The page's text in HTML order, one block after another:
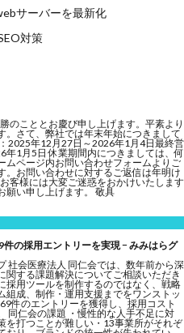
サーバーを最新化
対策
のこととお慶び申し上げます。平素より
。さて、弊社では年末年始につきまして
2025年12月27日～2026年1月4日最終営
1月5日 休業期間内につきましては、何
ムページ内お問い合わせフォームよりご
。お問い合わせに対するご返信は年明け
客様には大変ご迷惑をおかけいたします
願い申し上げます。 敬具
の採用エントリーを実現 − みみはらグ
社会医療法人 同仁会では、数年前から深
する課題解決についてご相談いただき
採用ツールを制作するのではなく、戦略
成、制作・運用支援までをワンストッ
件のエントリーを獲得し、採用コスト
同仁会の課題 ・慢性的な人手不足に対
を打つことが難しい・13事業所がそれぞ